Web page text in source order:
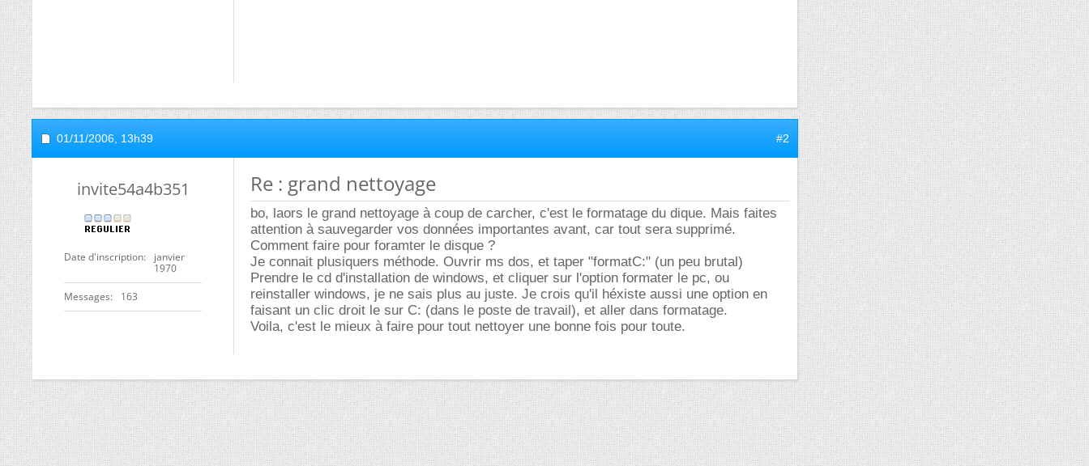
01/11/2006, 13h39 #2
invite54a4b351
Date d'inscription
janvier
1970
Messages 163
Re : grand nettoyage
bo, laors le grand nettoyage à coup de carcher, c'est le formatage du dique. Mais faites
attention à sauvegarder vos données importantes avant, car tout sera supprimé.
Comment faire pour foramter le disque ?
Je connait plusiquers méthode. Ouvrir ms dos, et taper "formatC:" (un peu brutal)
Prendre le cd d'installation de windows, et cliquer sur l'option formater le pc, ou
reinstaller windows, je ne sais plus au juste. Je crois qu'il héxiste aussi une option en
faisant un clic droit le sur C: (dans le poste de travail), et aller dans formatage.
Voila, c'est le mieux à faire pour tout nettoyer une bonne fois pour toute.